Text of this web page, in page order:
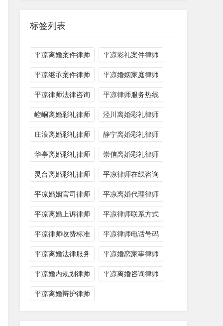
标签列表
平凉离婚案件律师 平凉彩礼案件律师
平凉继承案件律师 平凉婚姻家庭律师
平凉律师法律咨询 平凉律师服务热线
崆峒离婚彩礼律师 泾川离婚彩礼律师
庄浪离婚彩礼律师 静宁离婚彩礼律师
华亭离婚彩礼律师 崇信离婚彩礼律师
灵台离婚彩礼律师 平凉律师在线咨询
平凉婚姻官司律师 平凉离婚代理律师
平凉离婚上诉律师 平凉律师联系方式
平凉律师收费标准 平凉律师电话号码
平凉离婚法律服务 平凉婚恋家事律师
平凉婚内规划律师 平凉离婚咨询律师
平凉离婚辩护律师